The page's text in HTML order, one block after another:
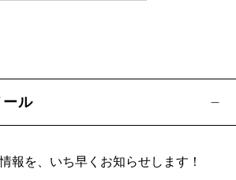
ール
報を、いち早くお知らせします！